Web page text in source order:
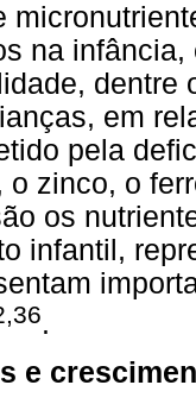
na
dentre
em
pela
o zinco, o
os
infantil,
.
e